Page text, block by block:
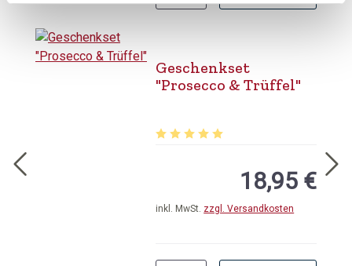
Geschenkset
"Prosecco & Trüffel"
Durchschnittliche Bewertung von 5
inkl. MwSt. zzgl. Versandkosten
18,95 €